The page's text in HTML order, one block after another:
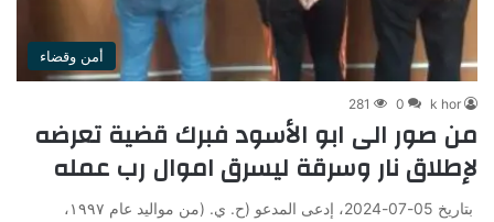
أمن وقضاء
k hor
0
281
من صور الى ابو الأسود فبرك قضية تعرضه
لإطلاق نار وسرقة ليسرق اموال رب عمله
بتاريخ 05-07-2024، إدعى المدعو (ح. ي. (من مواليد عام ۱۹۹۷،